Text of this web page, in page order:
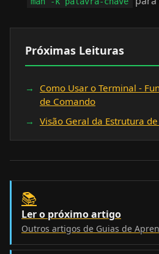
Próximas Leituras
Como Usar o Terminal -
de Comando
Visão Geral da Estrutura
📚
Ler o próximo artigo
Outros artigos de Guias de